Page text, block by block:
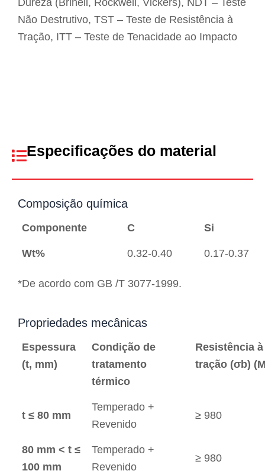
Dureza (Brinell, Rockwell, Vickers), NDT – Teste
Não Destrutivo, TST – Teste de Resistência à
Tração, ITT – Teste de Tenacidade ao Impacto
Especificações do material
Composição química
Componente C Si
Wt% 0.32-0.40 0.17-0.37
*De acordo com GB /T 3077-1999.
Propriedades mecânicas
Espessura
(t, mm)
Condição de
tratamento
térmico
Resistência à
tração (σb)
t ≤ 80 mm
Temperado +
Revenido
≥ 980
80 mm < t ≤
100 mm
Temperado +
Revenido
≥ 980